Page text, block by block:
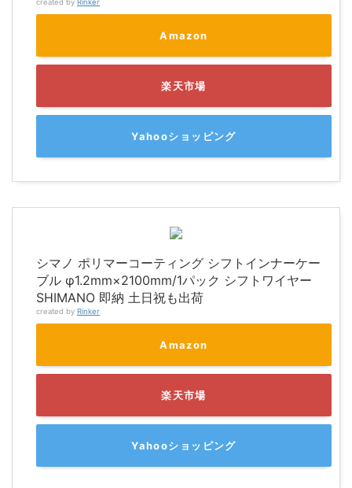
created by Rinker
Amazon
楽天市場
Yahooショッピング
シマノ ポリマーコーティング シフトインナーケー
ブル φ1.2mm×2100mm/1パック シフトワイヤー
SHIMANO 即納 土日祝も出荷
created by Rinker
Amazon
楽天市場
Yahooショッピング